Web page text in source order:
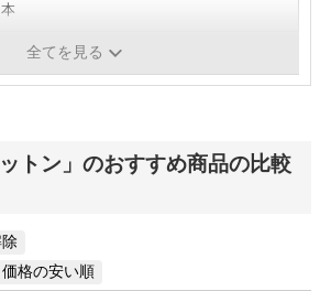
全てを見る
トン」のおすすめ商品の比較
価格の安い順